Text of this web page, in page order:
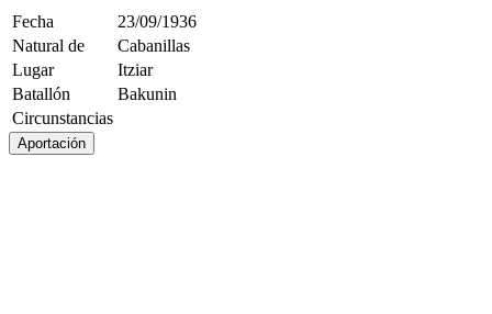
Fecha
23/09/1936
Natural de
Cabanillas
Lugar
Itziar
Batallón
Bakunin
Circunstancias